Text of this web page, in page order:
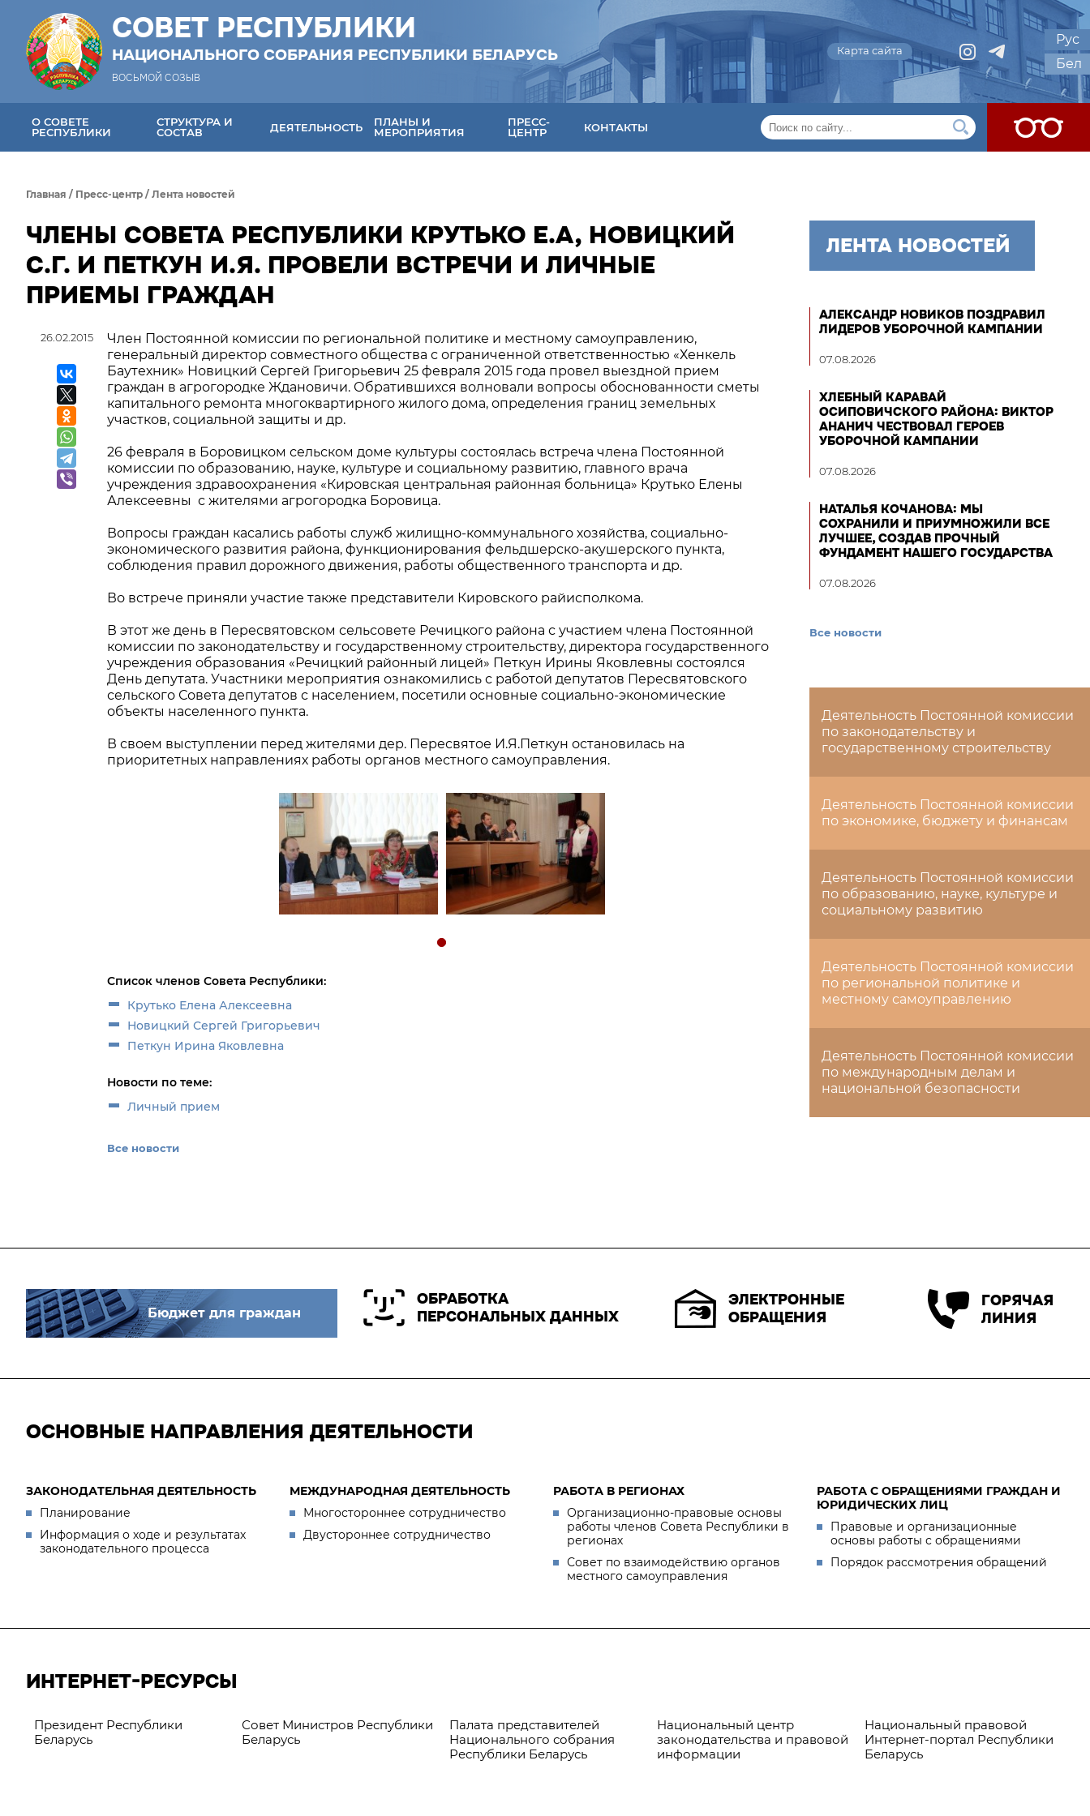
СОВЕТ РЕСПУБЛИКИ
НАЦИОНАЛЬНОГО СОБРАНИЯ РЕСПУБЛИКИ БЕЛАРУСЬ
ВОСЬМОЙ СОЗЫВ
Карта сайта
Рус
Бел
О СОВЕТЕ
РЕСПУБЛИКИ
СТРУКТУРА И
СОСТАВ
ДЕЯТЕЛЬНОСТЬ
ПЛАНЫ И
МЕРОПРИЯТИЯ
ПРЕСС-
ЦЕНТР
КОНТАКТЫ
Главная / Пресс-центр / Лента новостей
ЧЛЕНЫ СОВЕТА РЕСПУБЛИКИ КРУТЬКО Е.А, НОВИЦКИЙ
С.Г. И ПЕТКУН И.Я. ПРОВЕЛИ ВСТРЕЧИ И ЛИЧНЫЕ
ПРИЕМЫ ГРАЖДАН
26.02.2015
Член Постоянной комиссии по региональной политике и местному самоуправлению,
генеральный директор совместного общества с ограниченной ответственностью «Хенкель
Баутехник» Новицкий Сергей Григорьевич 25 февраля 2015 года провел выездной прием
граждан в агрогородке Ждановичи. Обратившихся волновали вопросы обоснованности сметы
капитального ремонта многоквартирного жилого дома, определения границ земельных
участков, социальной защиты и др.
26 февраля в Боровицком сельском доме культуры состоялась встреча члена Постоянной
комиссии по образованию, науке, культуре и социальному развитию, главного врача
учреждения здравоохранения «Кировская центральная районная больница» Крутько Елены
Алексеевны с жителями агрогородка Боровица.
Вопросы граждан касались работы служб жилищно-коммунального хозяйства, социально-
экономического развития района, функционирования фельдшерско-акушерского пункта,
соблюдения правил дорожного движения, работы общественного транспорта и др.
Во встрече приняли участие также представители Кировского райисполкома.
В этот же день в Пересвятовском сельсовете Речицкого района с участием члена Постоянной
комиссии по законодательству и государственному строительству, директора государственного
учреждения образования «Речицкий районный лицей» Петкун Ирины Яковлевны состоялся
День депутата. Участники мероприятия ознакомились с работой депутатов Пересвятовского
сельского Совета депутатов с населением, посетили основные социально-экономические
объекты населенного пункта.
В своем выступлении перед жителями дер. Пересвятое И.Я.Петкун остановилась на
приоритетных направлениях работы органов местного самоуправления.
Список членов Совета Республики:
Крутько Елена Алексеевна
Новицкий Сергей Григорьевич
Петкун Ирина Яковлевна
Новости по теме:
Личный прием
Все новости
ЛЕНТА НОВОСТЕЙ
АЛЕКСАНДР НОВИКОВ ПОЗДРАВИЛ
ЛИДЕРОВ УБОРОЧНОЙ КАМПАНИИ
07.08.2026
ХЛЕБНЫЙ КАРАВАЙ
ОСИПОВИЧСКОГО РАЙОНА: ВИКТОР
АНАНИЧ ЧЕСТВОВАЛ ГЕРОЕВ
УБОРОЧНОЙ КАМПАНИИ
07.08.2026
НАТАЛЬЯ КОЧАНОВА: МЫ
СОХРАНИЛИ И ПРИУМНОЖИЛИ ВСЕ
ЛУЧШЕЕ, СОЗДАВ ПРОЧНЫЙ
ФУНДАМЕНТ НАШЕГО ГОСУДАРСТВА
07.08.2026
Все новости
Деятельность Постоянной комиссии
по законодательству и
государственному строительству
Деятельность Постоянной комиссии
по экономике, бюджету и финансам
Деятельность Постоянной комиссии
по образованию, науке, культуре и
социальному развитию
Деятельность Постоянной комиссии
по региональной политике и
местному самоуправлению
Деятельность Постоянной комиссии
по международным делам и
национальной безопасности
Бюджет для граждан
ОБРАБОТКА
ПЕРСОНАЛЬНЫХ ДАННЫХ
ЭЛЕКТРОННЫЕ
ОБРАЩЕНИЯ
ГОРЯЧАЯ
ЛИНИЯ
ОСНОВНЫЕ НАПРАВЛЕНИЯ ДЕЯТЕЛЬНОСТИ
ЗАКОНОДАТЕЛЬНАЯ ДЕЯТЕЛЬНОСТЬ
Планирование
Информация о ходе и результатах
законодательного процесса
МЕЖДУНАРОДНАЯ ДЕЯТЕЛЬНОСТЬ
Многостороннее сотрудничество
Двустороннее сотрудничество
РАБОТА В РЕГИОНАХ
Организационно-правовые основы
работы членов Совета Республики в
регионах
Совет по взаимодействию органов
местного самоуправления
РАБОТА С ОБРАЩЕНИЯМИ ГРАЖДАН И
ЮРИДИЧЕСКИХ ЛИЦ
Правовые и организационные
основы работы с обращениями
Порядок рассмотрения обращений
ИНТЕРНЕТ-РЕСУРСЫ
Президент Республики
Беларусь
Совет Министров Республики
Беларусь
Палата представителей
Национального собрания
Республики Беларусь
Национальный центр
законодательства и правовой
информации
Национальный правовой
Интернет-портал Республики
Беларусь